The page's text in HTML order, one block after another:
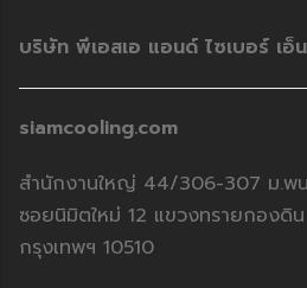
บริษัท พีเอสเอ แอนด์ ไซเบอร์ เอ็
siamcooling.com
สำนักงานใหญ่ 44/306-307 ม.พน
ซอยนิมิตใหม่ 12 แขวงทรายกองดิ
กรุงเทพฯ 10510